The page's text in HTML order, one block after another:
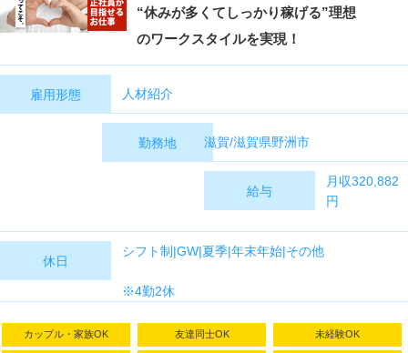
“休みが多くてしっかり稼げる”理想
のワークスタイルを実現！
雇用形態 人材紹介
勤務地 滋賀/滋賀県野洲市
給与
月収320,882
円
【月収例】
320,882円
【月収内
休日
シフト制|GW|夏季|年末年始|その他
※4勤2休
カップル・家族OK 友達同士OK 未経験OK